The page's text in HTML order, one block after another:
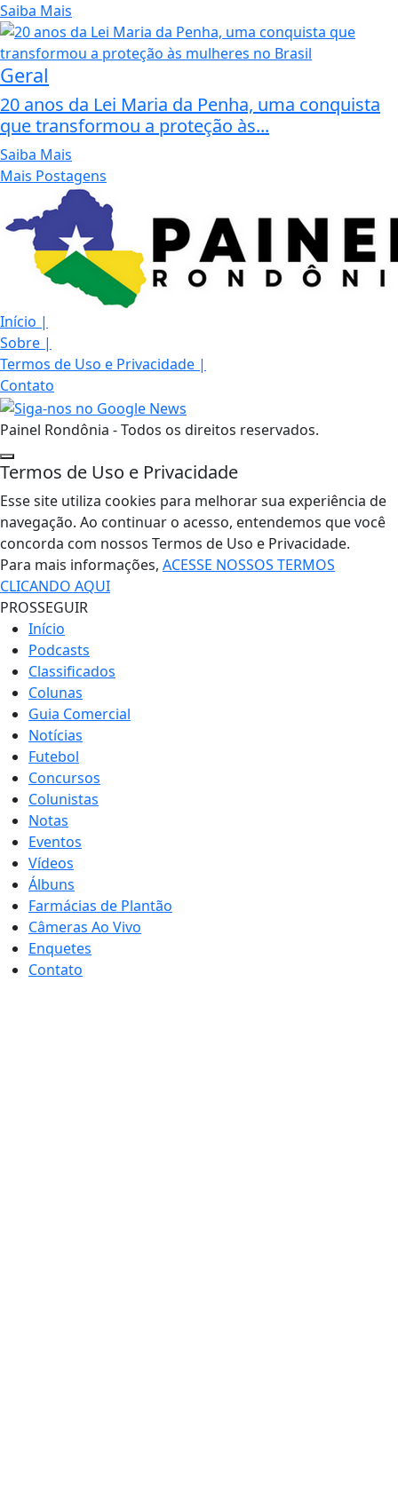
Saiba Mais
Geral
20 anos da Lei Maria da Penha, uma conquista
que transformou a proteção às...
Saiba Mais
Mais Postagens
Início |
Sobre |
Termos de Uso e Privacidade |
Contato
Painel Rondônia - Todos os direitos reservados.
Termos de Uso e Privacidade
Esse site utiliza cookies para melhorar sua experiência de
navegação. Ao continuar o acesso, entendemos que você
concorda com nossos Termos de Uso e Privacidade.
Para mais informações, ACESSE NOSSOS TERMOS
CLICANDO AQUI
PROSSEGUIR
Início
Podcasts
Classificados
Colunas
Guia Comercial
Notícias
Futebol
Concursos
Colunistas
Notas
Eventos
Vídeos
Álbuns
Farmácias de Plantão
Câmeras Ao Vivo
Enquetes
Contato